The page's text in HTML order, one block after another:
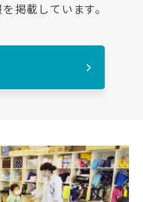
掲載しています。